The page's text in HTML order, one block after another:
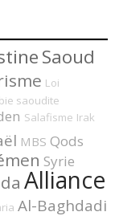
Saoud
Loi
saoudite
Salafisme Irak
MBS Qods
Syrie
Alliance
Al-Baghdadi